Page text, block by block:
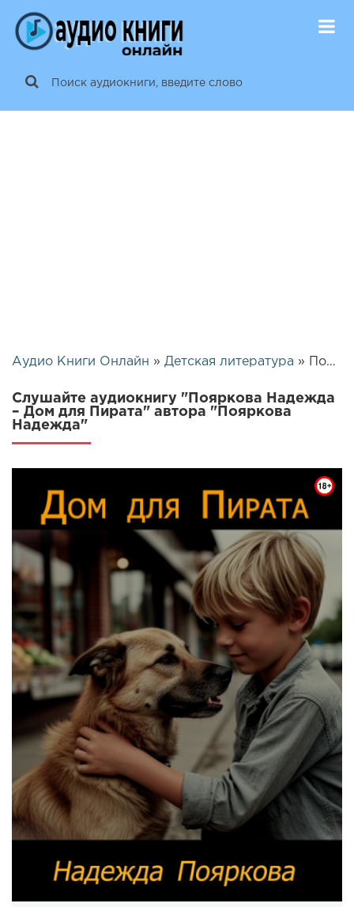
Аудио Книги Онлайн » Детская литература » Пояркова Надежда – Дом для Пирата | 26330
Слушайте аудиокнигу "Пояркова Надежда
– Дом для Пирата" автора "Пояркова
Надежда"